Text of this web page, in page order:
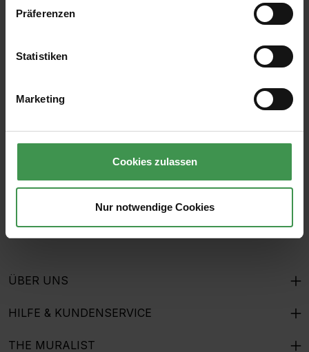
Präferenzen
Statistiken
Marketing
Cookies zulassen
Nur notwendige Cookies
E-Mail-Adresse*
Ich habe dieDatenschutzbestimmungenzur Kenntnis
einverstanden.
ÜBER UNS
HILFE & KUNDENSERVICE
THE MURALIST